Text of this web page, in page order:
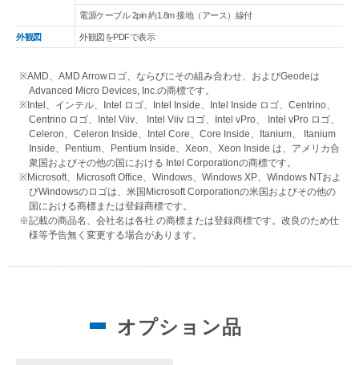
電源ケーブル 2pin 約1.8m 接地（アース）線付
外観図 外観図をPDFで表示
※AMD、AMD Arrowロゴ、ならびにその組み合わせ、およびGeodeは
Advanced Micro Devices, Inc.の商標です。
※Intel、インテル、Intel ロゴ、Intel Inside、Intel Inside ロゴ、Centrino、
Centrino ロゴ、Intel Viiv、 Intel Viiv ロゴ、Intel vPro、 Intel vPro ロゴ、
Celeron、Celeron Inside、Intel Core、Core Inside、Itanium、 Itanium
Inside、Pentium、Pentium Inside、Xeon、Xeon Inside は、アメリカ合
衆国およびその他の国における Intel Corporationの商標です。
※Microsoft、Microsoft Office、Windows、Windows XP、Windows NTおよ
びWindowsのロゴは、米国Microsoft Corporationの米国およびその他の
国における商標または登録商標です。
※記載の商品名、会社名は各社 の商標または登録商標です。改良のため仕
様等予告無く変更する場合があります。
オプション品